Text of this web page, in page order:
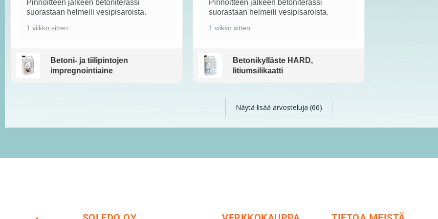
Pinnoitteen jälkeen betoniterassi
suorastaan helmeili vesipisaroista.
1 viikko sitten
Betoni- ja tiilipintojen
impregnointiaine
Pinnoitteen jälkeen betoniterassi
suorastaan helmeili vesipisaroista.
1 viikko sitten
Betonikylläste HARD,
litiumsilikaatti
Näytä lisää arvosteluja (66)